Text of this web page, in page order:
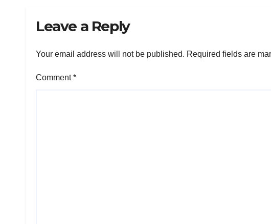
Leave a Reply
Your email address will not be published. Required fields are
Comment*